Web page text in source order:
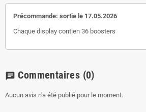
Précommande: sortie le 17.05.2026
Chaque display contien 36 boosters
chat Commentaires (0)
Aucun avis n'a été publié pour le moment.